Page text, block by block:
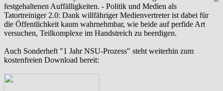
festgehaltenen Auffälligkeiten. - Politik und Medien als
‪Tatortreiniger‬ 2.0: Dank willfähriger Medienvertreter ist dabei für
die Öffentlichkeit kaum wahrnehmbar, wie beide auf perfide Art
versuchen, Teilkomplexe im Handstreich zu beerdigen.
Auch Sonderheft "1 Jahr NSU-Prozess" steht weiterhin zum
kostenfreien Download bereit: